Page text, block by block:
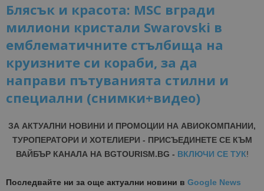
Блясък и красота: MSC вгради
милиони кристали Swarovski в
емблематичните стълбища на
круизните си кораби, за да
направи пътуванията стилни и
специални (снимки+видео)
ЗА АКТУАЛНИ НОВИНИ И ПРОМОЦИИ НА АВИОКОМПАНИИ,
ТУРОПЕРАТОРИ И ХОТЕЛИЕРИ - ПРИСЪЕДИНЕТЕ СЕ КЪМ
ВАЙБЪР КАНАЛА НА BGTOURISM.BG - ВКЛЮЧИ СЕ ТУК!
Последвайте ни за още актуални новини в Google News